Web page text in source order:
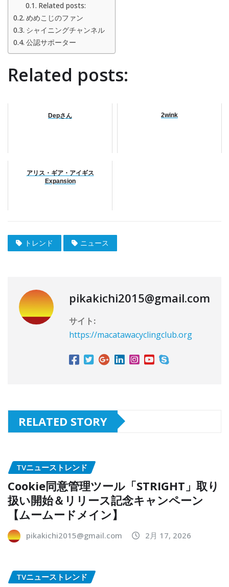
Related posts:
めめこじのファン
シャイニングチャンネル
公認サポーター
Related posts:
Depさん 2wink
アリス・ギア・アイギス
Expansion
トレンド ニュース
pikakichi2015@gmail.com
サイト:
https://macatawacyclingclub.org
RELATED STORY
TVニューストレンド
Cookie同意管理ツール「STRIGHT」取り
扱い開始＆リリース記念キャンペーン
【ムームードメイン】
pikakichi2015@gmail.com 2月 17, 2026
TVニューストレンド